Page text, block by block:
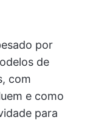
por
de
com
e como
para